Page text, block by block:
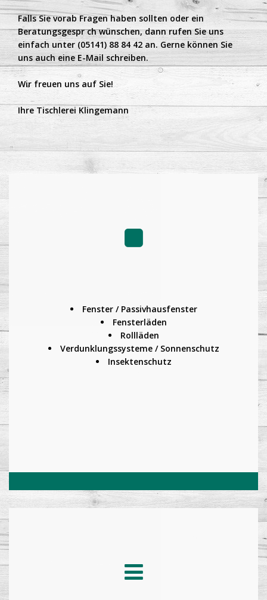
Falls Sie vorab Fragen haben sollten oder ein
Beratungsgespr ch wünschen, dann rufen Sie uns
einfach unter (05141) 88 84 42 an. Gerne können Sie
uns auch eine E-Mail schreiben.
Wir freuen uns auf Sie!
Ihre Tischlerei Klingemann
Fenster / Passivhausfenster
Fensterläden
Rollläden
Verdunklungssysteme / Sonnenschutz
Insektenschutz